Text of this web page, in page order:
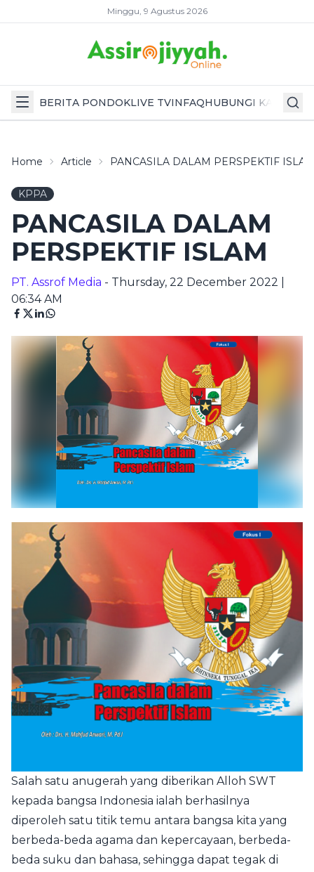
Minggu, 9 Agustus 2026
BERITA PONDOKLIVE TVINFAQHUBUNGI KAMI
Home Article PANCASILA DALAM PERSPEKTIF
KPPA
PANCASILA DALAM
PERSPEKTIF ISLAM
PT. Assrof Media - Thursday, 22 December 2022 |
06:34 AM
Salah satu anugerah yang diberikan Alloh SWT
kepada bangsa Indonesia ialah berhasilnya
diperoleh satu titik temu antara bangsa kita yang
berbeda-beda agama dan kepercayaan, berbeda-
beda suku dan bahasa, sehingga dapat tegak di